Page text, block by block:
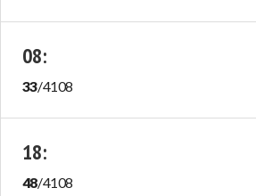
08:
33/4108
18:
48/4108